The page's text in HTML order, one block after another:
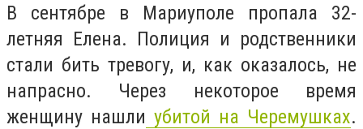
В сентябре в Мариуполе пропала 32-
летняя Елена. Полиция и родственники
стали бить тревогу, и, как оказалось, не
напрасно. Через некоторое время
женщину нашли убитой на Черемушках.